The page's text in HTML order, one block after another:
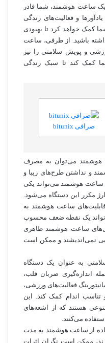
ساعت هوشمند، شما قادر
و فعالیت‌های زندگی
کمک خواهد کرد تا بهبودی
باشید. از طرفی، ساعت
و پویش سلامتی را نیز
کمک کند تا سبک زندگی
صرافی bitunix
هوشمند می‌توان به مصرف
و نداشتن طرح‌های زیبا و
ساعت هوشمند می‌تواند یکی
مکرر این دستگاه می‌شود.
ساعت هوشمند به
یک نقطه ضعف محسوب
ساعت هوشمند ظاهری
نمی‌اندیشند و ممکن است
به عنوان یک دستگاه
اندازه‌گیری ضربان قلب،
فعالیت‌های ورزشی،
اندام کمک کند. این
هستند که از اشعه‌های
می‌کنند.
از ساعت هوشمند به مدت
ممکن است نگران اثرات